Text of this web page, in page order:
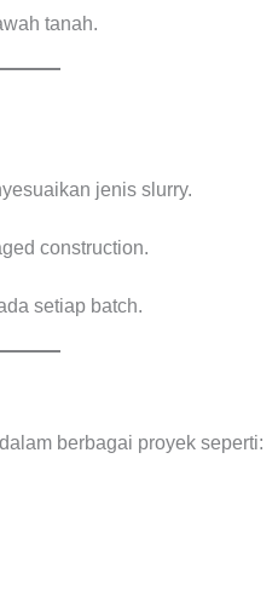
tanah.
jenis slurry.
construction.
setiap batch.
dalam berbagai proyek seperti: